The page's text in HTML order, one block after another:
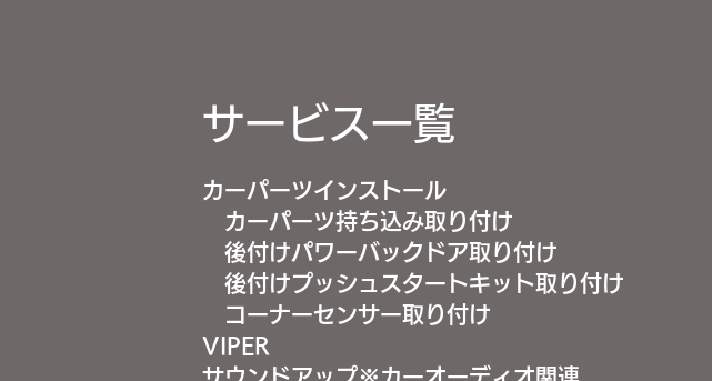
サービス一覧
カーパーツインストール
カーパーツ持ち込み取り付け
後付けパワーバックドア取り付け
後付けプッシュスタートキット取り付け
コーナーセンサー取り付け
VIPER
サウンドアップ※カーオーディオ関連